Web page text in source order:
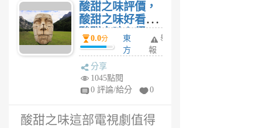
酸甜之味評價，
酸甜之味好看嗎?
酸甜之味心得?
0.0分
東
方
前
舉
報
分享
1045點閱
0 評論/給分
0
酸甜之味這部電視劇值得